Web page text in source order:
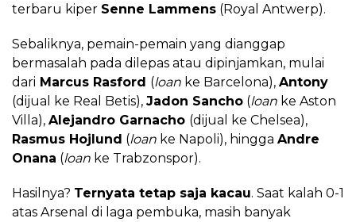
terbaru kiper Senne Lammens (Royal Antwerp).
Sebaliknya, pemain-pemain yang dianggap
bermasalah pada dilepas atau dipinjamkan, mulai
dari Marcus Rasford (loan ke Barcelona), Antony
(dijual ke Real Betis), Jadon Sancho (loan ke Aston
Villa), Alejandro Garnacho (dijual ke Chelsea),
Rasmus Hojlund (loan ke Napoli), hingga Andre
Onana (loan ke Trabzonspor).
Hasilnya? Ternyata tetap saja kacau. Saat kalah 0-1
atas Arsenal di laga pembuka, masih banyak